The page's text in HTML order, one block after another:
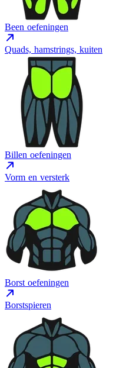
Been oefeningen
Quads, hamstrings, kuiten
Billen oefeningen
Vorm en versterk
Borst oefeningen
Borstspieren